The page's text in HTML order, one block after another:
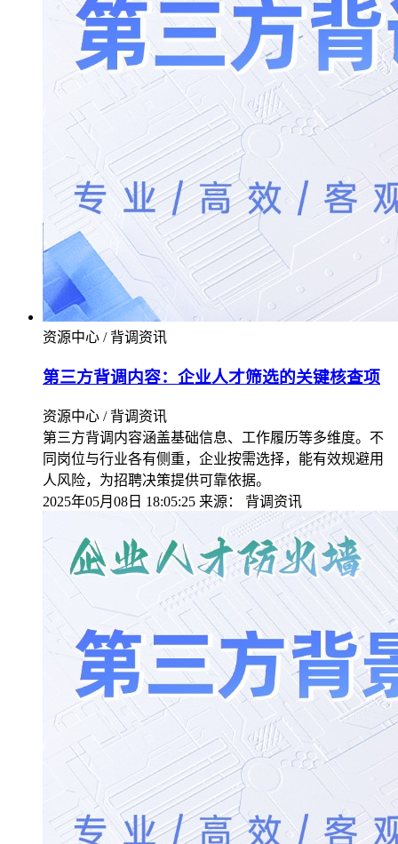
资源中心 / 背调资讯
第三方背调内容：企业人才筛选的关键核查项​
资源中心 / 背调资讯
第三方背调内容涵盖基础信息、工作履历等多维度。不
同岗位与行业各有侧重，企业按需选择，能有效规避用
人风险，为招聘决策提供可靠依据。
2025年05月08日 18:05:25 来源： 背调资讯